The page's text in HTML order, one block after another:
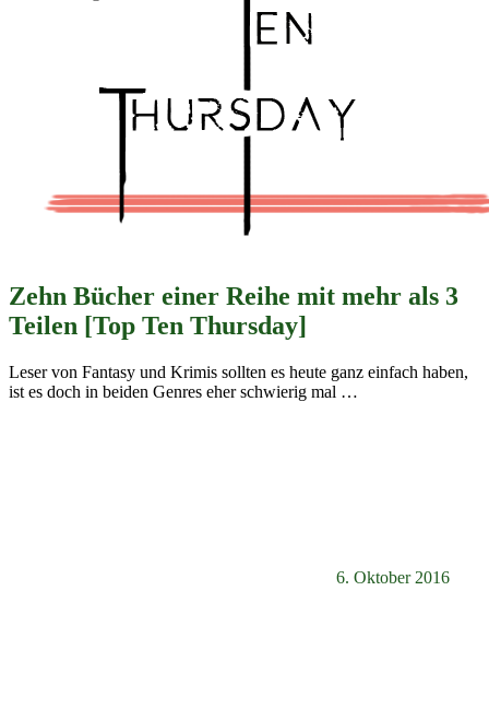
Zehn Bücher einer Reihe mit mehr als 3
Teilen [Top Ten Thursday]
Leser von Fantasy und Krimis sollten es heute ganz einfach haben,
ist es doch in beiden Genres eher schwierig mal …
6. Oktober 2016